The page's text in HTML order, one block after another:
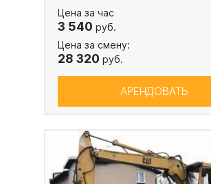
Цена за час
3 540 руб.
Цена за смену:
28 320 руб.
АРЕНДОВАТЬ